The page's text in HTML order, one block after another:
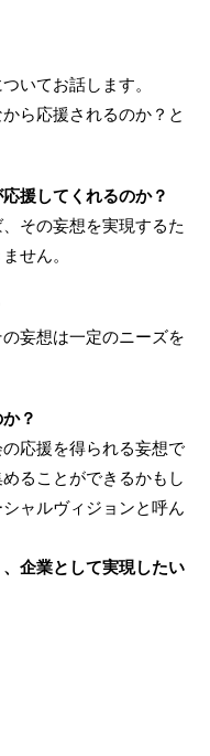
いてお話します。
ら応援されるのか？と
援してくれるのか？
その妄想を実現するた
せん。
妄想は一定のニーズを
？
応援を得られる妄想で
ることができるかもし
ャルヴィジョンと呼ん
企業として実現したい